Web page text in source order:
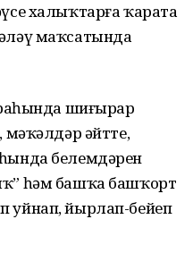
халыҡтарға ҡарата
маҡсатында
шиғырҙар
әйтте,
белемдәрен
һәм башҡа башҡорт
уйнап, йырлап-бейеп